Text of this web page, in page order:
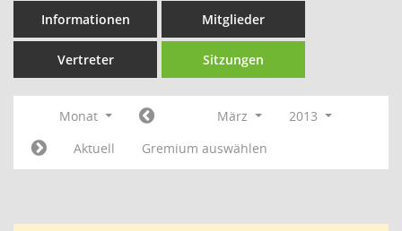
Informationen Mitglieder
Vertreter Sitzungen
Monat März
2013
Aktuell
Gremium auswählen